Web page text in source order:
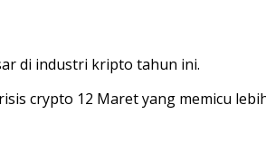
di industri kripto tahun ini.
crypto 12 Maret yang memicu